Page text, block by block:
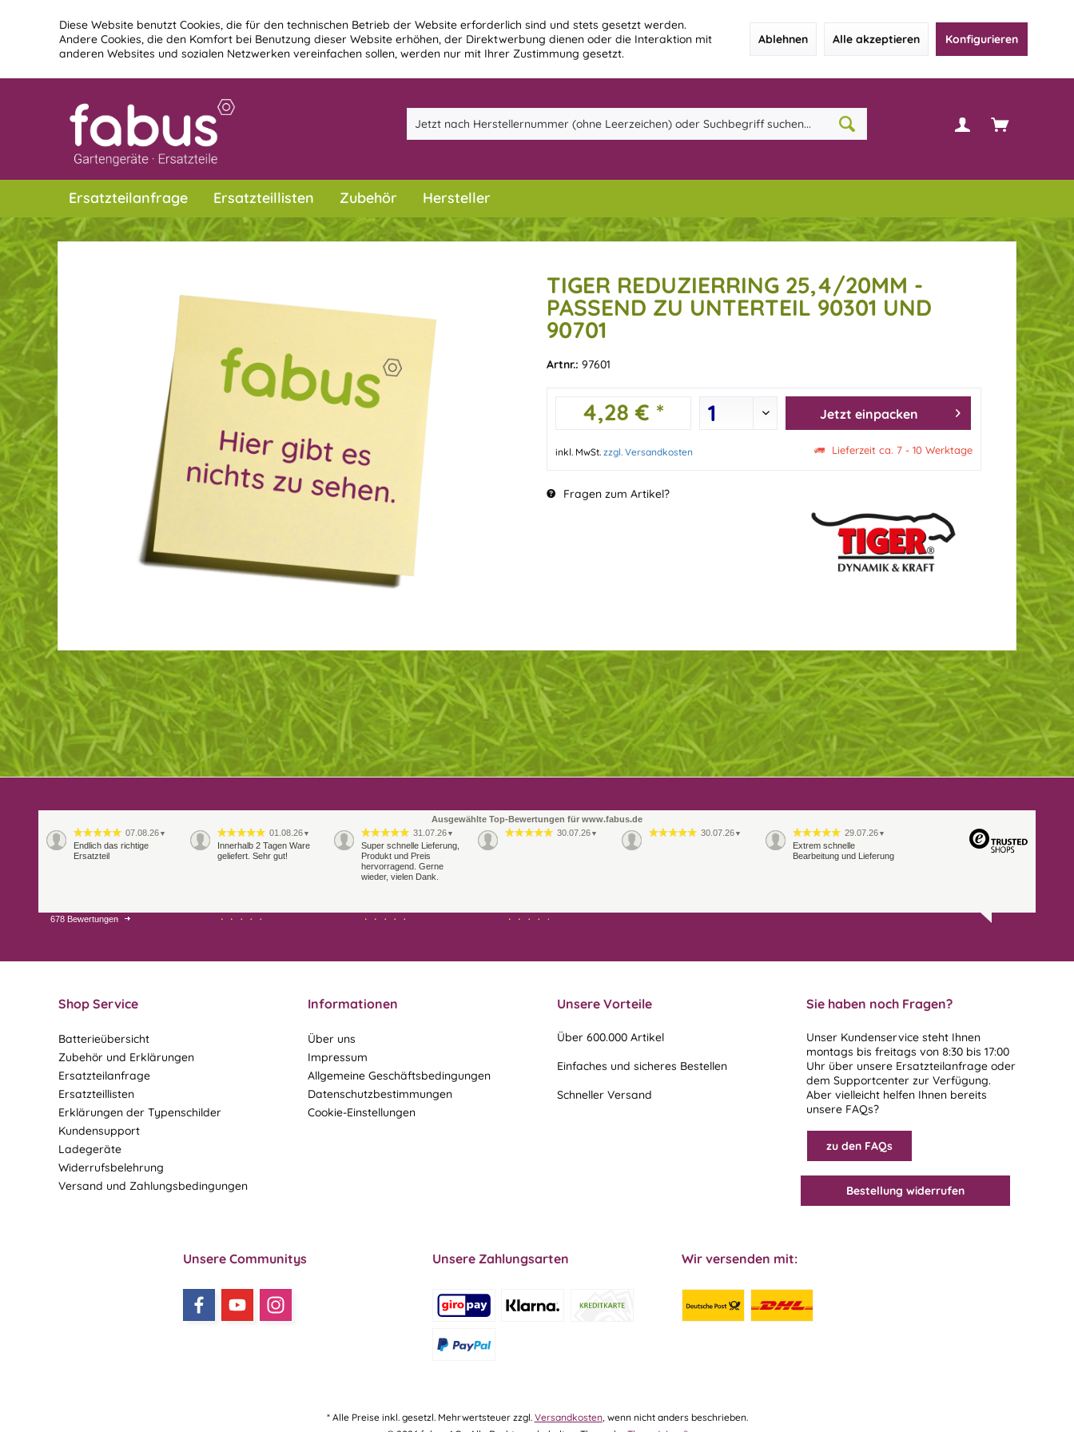
Diese Website benutzt Cookies, die für den technischen Betrieb der Website erforderlich sind und stets gesetzt werden.
Andere Cookies, die den Komfort bei Benutzung dieser Website erhöhen, der Direktwerbung dienen oder die Interaktion mit
anderen Websites und sozialen Netzwerken vereinfachen sollen, werden nur mit Ihrer Zustimmung gesetzt.
Ablehnen Alle akzeptieren Konfigurieren
Ersatzteilanfrage Ersatzteillisten Zubehör Hersteller
TIGER REDUZIERRING 25,4/20MM -
PASSEND ZU UNTERTEIL 90301 UND
90701
Artnr.: 97601
4,28 € * Jetzt einpacken
inkl. MwSt. zzgl. Versandkosten Lieferzeit ca. 7 - 10 Werktage
Fragen zum Artikel?
Ausgewählte Top-Bewertungen für www.fabus.de
07.08.26 ▼
Endlich das richtige
Ersatzteil
01.08.26 ▼
Innerhalb 2 Tagen Ware
geliefert. Sehr gut!
31.07.26 ▼
Super schnelle Lieferung,
Produkt und Preis
hervorragend. Gerne
wieder, vielen Dank.
30.07.26 ▼ 30.07.26 ▼ 29.07.26 ▼
Extrem schnelle
Bearbeitung und Lieferung
28.07.26
678 Bewertungen
Shop Service
Batterieübersicht
Zubehör und Erklärungen
Ersatzteilanfrage
Ersatzteillisten
Erklärungen der Typenschilder
Kundensupport
Ladegeräte
Widerrufsbelehrung
Versand und Zahlungsbedingungen
Informationen
Über uns
Impressum
Allgemeine Geschäftsbedingungen
Datenschutzbestimmungen
Cookie-Einstellungen
Unsere Vorteile
Über 600.000 Artikel
Einfaches und sicheres Bestellen
Schneller Versand
Sie haben noch Fragen?
Unser Kundenservice steht Ihnen
montags bis freitags von 8:30 bis 17:00
Uhr über unsere Ersatzteilanfrage oder
dem Supportcenter zur Verfügung.
Aber vielleicht helfen Ihnen bereits
unsere FAQs?
zu den FAQs
Bestellung widerrufen
Unsere Communitys Unsere Zahlungsarten Wir versenden mit:
* Alle Preise inkl. gesetzl. Mehrwertsteuer zzgl. Versandkosten, wenn nicht anders beschrieben.